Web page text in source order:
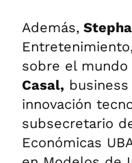
Además,
sobre el
Casal,
innovación
subsecretario
Económicas